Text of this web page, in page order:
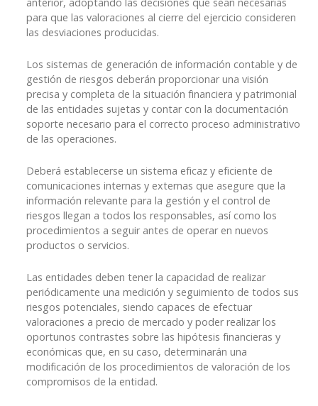
para que las valoraciones al cierre del ejercicio consideren
las desviaciones producidas.
Los sistemas de generación de información contable y de
gestión de riesgos deberán proporcionar una visión
precisa y completa de la situación financiera y patrimonial
de las entidades sujetas y contar con la documentación
soporte necesario para el correcto proceso administrativo
de las operaciones.
Deberá establecerse un sistema eficaz y eficiente de
comunicaciones internas y externas que asegure que la
información relevante para la gestión y el control de
riesgos llegan a todos los responsables, así como los
procedimientos a seguir antes de operar en nuevos
productos o servicios.
Las entidades deben tener la capacidad de realizar
periódicamente una medición y seguimiento de todos sus
riesgos potenciales, siendo capaces de efectuar
valoraciones a precio de mercado y poder realizar los
oportunos contrastes sobre las hipótesis financieras y
económicas que, en su caso, determinarán una
modificación de los procedimientos de valoración de los
compromisos de la entidad.